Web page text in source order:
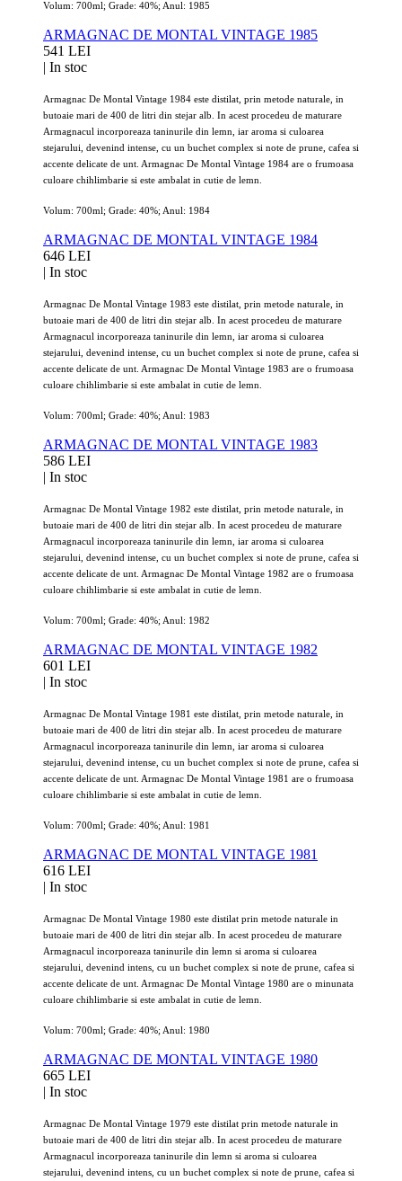
Volum: 700ml; Grade: 40%; Anul: 1985
ARMAGNAC DE MONTAL VINTAGE 1985
541 LEI
| In stoc
Armagnac De Montal Vintage 1984 este distilat, prin metode naturale, in
butoaie mari de 400 de litri din stejar alb. In acest procedeu de maturare
Armagnacul incorporeaza taninurile din lemn, iar aroma si culoarea
stejarului, devenind intense, cu un buchet complex si note de prune, cafea si
accente delicate de unt. Armagnac De Montal Vintage 1984 are o frumoasa
culoare chihlimbarie si este ambalat in cutie de lemn.
Volum: 700ml; Grade: 40%; Anul: 1984
ARMAGNAC DE MONTAL VINTAGE 1984
646 LEI
| In stoc
Armagnac De Montal Vintage 1983 este distilat, prin metode naturale, in
butoaie mari de 400 de litri din stejar alb. In acest procedeu de maturare
Armagnacul incorporeaza taninurile din lemn, iar aroma si culoarea
stejarului, devenind intense, cu un buchet complex si note de prune, cafea si
accente delicate de unt. Armagnac De Montal Vintage 1983 are o frumoasa
culoare chihlimbarie si este ambalat in cutie de lemn.
Volum: 700ml; Grade: 40%; Anul: 1983
ARMAGNAC DE MONTAL VINTAGE 1983
586 LEI
| In stoc
Armagnac De Montal Vintage 1982 este distilat, prin metode naturale, in
butoaie mari de 400 de litri din stejar alb. In acest procedeu de maturare
Armagnacul incorporeaza taninurile din lemn, iar aroma si culoarea
stejarului, devenind intense, cu un buchet complex si note de prune, cafea si
accente delicate de unt. Armagnac De Montal Vintage 1982 are o frumoasa
culoare chihlimbarie si este ambalat in cutie de lemn.
Volum: 700ml; Grade: 40%; Anul: 1982
ARMAGNAC DE MONTAL VINTAGE 1982
601 LEI
| In stoc
Armagnac De Montal Vintage 1981 este distilat, prin metode naturale, in
butoaie mari de 400 de litri din stejar alb. In acest procedeu de maturare
Armagnacul incorporeaza taninurile din lemn, iar aroma si culoarea
stejarului, devenind intense, cu un buchet complex si note de prune, cafea si
accente delicate de unt. Armagnac De Montal Vintage 1981 are o frumoasa
culoare chihlimbarie si este ambalat in cutie de lemn.
Volum: 700ml; Grade: 40%; Anul: 1981
ARMAGNAC DE MONTAL VINTAGE 1981
616 LEI
| In stoc
Armagnac De Montal Vintage 1980 este distilat prin metode naturale in
butoaie mari de 400 de litri din stejar alb. In acest procedeu de maturare
Armagnacul incorporeaza taninurile din lemn si aroma si culoarea
stejarului, devenind intens, cu un buchet complex si note de prune, cafea si
accente delicate de unt. Armagnac De Montal Vintage 1980 are o minunata
culoare chihlimbarie si este ambalat in cutie de lemn.
Volum: 700ml; Grade: 40%; Anul: 1980
ARMAGNAC DE MONTAL VINTAGE 1980
665 LEI
| In stoc
Armagnac De Montal Vintage 1979 este distilat prin metode naturale in
butoaie mari de 400 de litri din stejar alb. In acest procedeu de maturare
Armagnacul incorporeaza taninurile din lemn si aroma si culoarea
stejarului, devenind intens, cu un buchet complex si note de prune, cafea si